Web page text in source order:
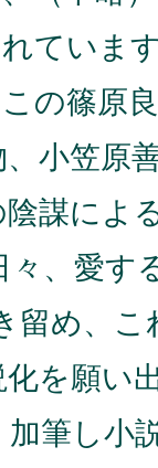
ていま
の篠原
小笠原
謀によ
、愛す
留め、
を願い
筆し小